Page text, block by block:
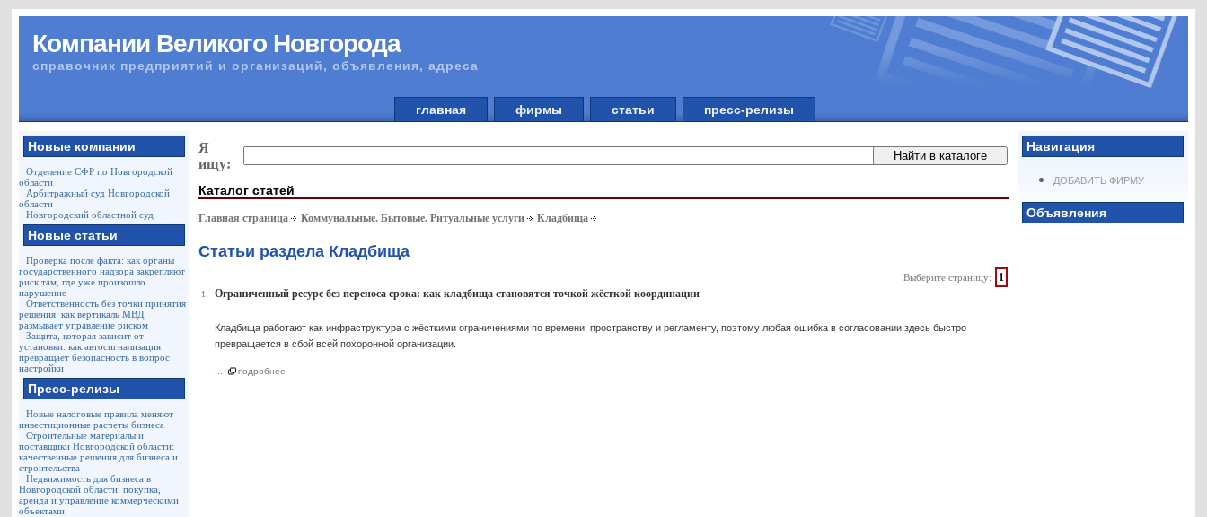
Компании Великого Новгорода
справочник предприятий и организаций, объявления, адреса
главная фирмы статьи пресс-релизы
Новые компании
Отделение СФР по Новгородской
области
Арбитражный суд Новгородской
области
Новгородский областной суд
Новые статьи
Проверка после факта: как органы
государственного надзора закрепляют
риск там, где уже произошло
нарушение
Ответственность без точки принятия
решения: как вертикаль МВД
размывает управление риском
Защита, которая зависит от
установки: как автосигнализация
превращает безопасность в вопрос
настройки
Пресс-релизы
Новые налоговые правила меняют
инвестиционные расчеты бизнеса
Строительные материалы и
поставщики Новгородской области:
качественные решения для бизнеса и
строительства
Недвижимость для бизнеса в
Новгородской области: покупка,
аренда и управление коммерческими
объектами
Навигация
ДОБАВИТЬ ФИРМУ
Объявления
Я
ищу:
Каталог статей
Главная страница Коммунальные. Бытовые. Ритуальные услуги Кладбища
Статьи раздела Кладбища
Выберите страницу: 1
1. Ограниченный ресурс без переноса срока: как кладбища становятся точкой жёсткой координации
Кладбища работают как инфраструктура с жёсткими ограничениями по времени, пространству и регламенту, поэтому любая ошибка в согласовании здесь быстро
превращается в сбой всей похоронной организации.
подробнее